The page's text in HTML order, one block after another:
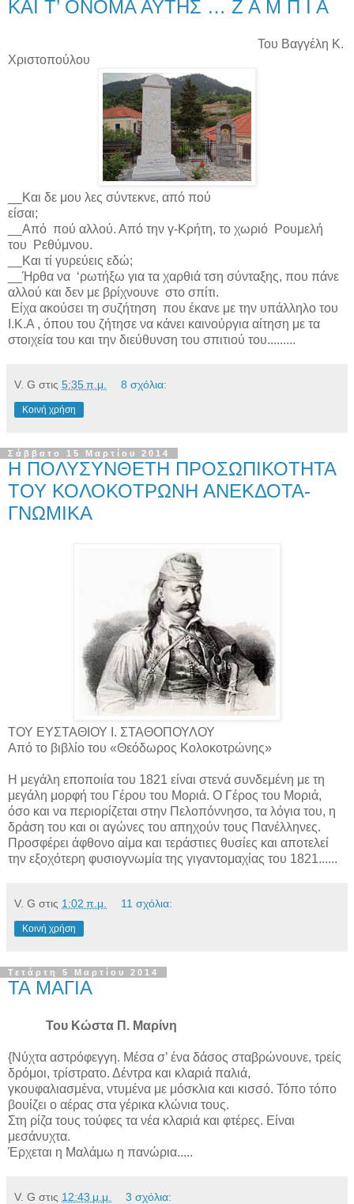
ΚΑΙ Τ’ ΟΝΟΜΑ ΑΥΤΗΣ … Ζ Α Μ Π Ι Α
Του Βαγγέλη Κ.
Χριστοπούλου
__Και δε μου λες σύντεκνε, από πού
είσαι;
__Από πού αλλού. Από την γ-Κρήτη, το χωριό Ρουμελή
του Ρεθύμνου.
__Και τί γυρεύεις εδώ;
__Ήρθα να ‘ρωτήξω για τα χαρθιά τση σύνταξης, που πάνε
αλλού και δεν με βρίχνουνε στο σπίτι.
Είχα ακούσει τη συζήτηση που έκανε με την υπάλληλο του
Ι.Κ.Α , όπου του ζήτησε να κάνει καινούργια αίτηση με τα
στοιχεία του και την διεύθυνση του σπιτιού του.........
V. G στις 5:35 π.μ. 8 σχόλια:
Κοινή χρήση
Σάββατο 15 Μαρτίου 2014
Η ΠΟΛΥΣΥΝΘΕΤΗ ΠΡΟΣΩΠΙΚΟΤΗΤΑ
ΤΟΥ ΚΟΛΟΚΟΤΡΩΝΗ ΑΝΕΚΔΟΤΑ-
ΓΝΩΜΙΚΑ
ΤΟΥ ΕΥΣΤΑΘΙΟΥ Ι. ΣΤΑΘΟΠΟΥΛΟΥ
Από το βιβλίο του «Θεόδωρος Κολοκοτρώνης»
Η μεγάλη εποποιία του 1821 είναι στενά συνδεμένη με τη
μεγάλη μορφή του Γέρου του Μοριά. Ο Γέρος του Μοριά,
όσο και να περιορίζεται στην Πελοπόννησο, τα λόγια του, η
δράση του και οι αγώνες του απηχούν τους Πανέλληνες.
Προσφέρει άφθονο αίμα και τεράστιες θυσίες και αποτελεί
την εξοχότερη φυσιογνωμία της γιγαντομαχίας του 1821......
V. G στις 1:02 π.μ. 11 σχόλια:
Κοινή χρήση
Τετάρτη 5 Μαρτίου 2014
ΤΑ ΜΑΓΙΑ
Του Κώστα Π. Μαρίνη
{Νύχτα αστρόφεγγη. Μέσα σ’ ένα δάσος σταβρώνουνε, τρείς
δρόμοι, τρίστρατο. Δέντρα και κλαριά παλιά,
γκουφαλιασμένα, ντυμένα με μόσκλια και κισσό. Τόπο τόπο
βουίζει ο αέρας στα γέρικα κλώνια τους.
Στη ρίζα τους τούφες τα νέα κλαριά και φτέρες. Είναι
μεσάνυχτα.
Έρχεται η Μαλάμω η πανώρια.....
V. G στις 12:43 μ.μ. 3 σχόλια: